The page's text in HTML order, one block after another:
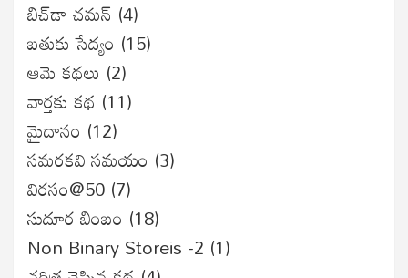
బిచ్‌డా చమన్ (4)
బతుకు సేద్యం (15)
ఆమె కథలు (2)
వార్తకు కథ (11)
మైదానం (12)
సమరకవి సమయం (3)
విరసం@50 (7)
సుదూర బింబం (18)
Non Binary Storeis -2 (1)